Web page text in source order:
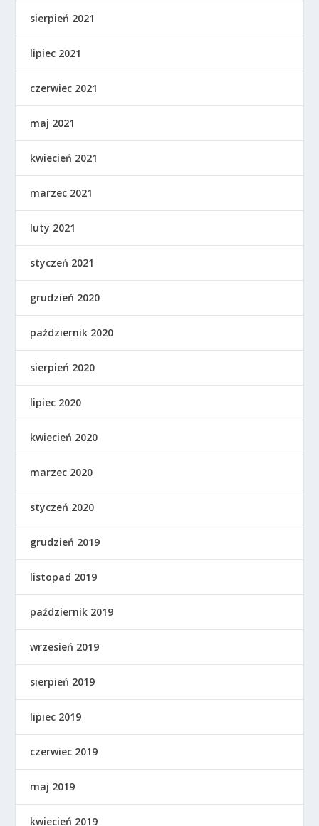
sierpień 2021
lipiec 2021
czerwiec 2021
maj 2021
kwiecień 2021
marzec 2021
luty 2021
styczeń 2021
grudzień 2020
październik 2020
sierpień 2020
lipiec 2020
kwiecień 2020
marzec 2020
styczeń 2020
grudzień 2019
listopad 2019
październik 2019
wrzesień 2019
sierpień 2019
lipiec 2019
czerwiec 2019
maj 2019
kwiecień 2019